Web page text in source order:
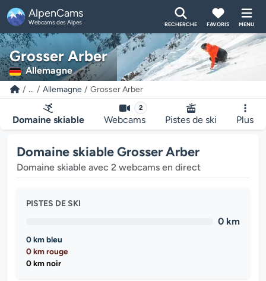
AlpenCams
Webcams des Alpes RECHERCHE FAVORIS MENU
Grosser Arber
Allemagne
... Allemagne Grosser Arber
Domaine skiable
2
Webcams Pistes de ski Plus
Domaine skiable Grosser Arber
Domaine skiable avec 2 webcams en direct
PISTES DE SKI
0 km
0 km bleu
0 km rouge
0 km noir